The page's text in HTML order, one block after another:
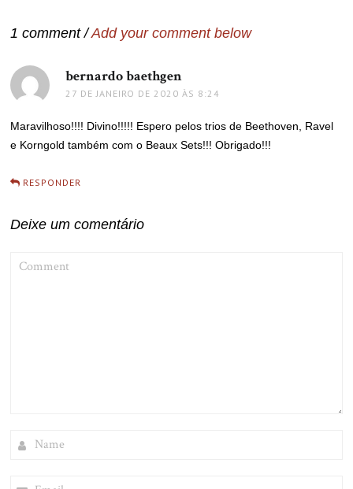
1 comment /Add your comment below
bernardo baethgen
27 DE JANEIRO DE 2020 ÀS 8:24
Maravilhoso!!!! Divino!!!!! Espero pelos trios de Beethoven, Ravel
e Korngold também com o Beaux Sets!!! Obrigado!!!
RESPONDER
Deixe um comentário